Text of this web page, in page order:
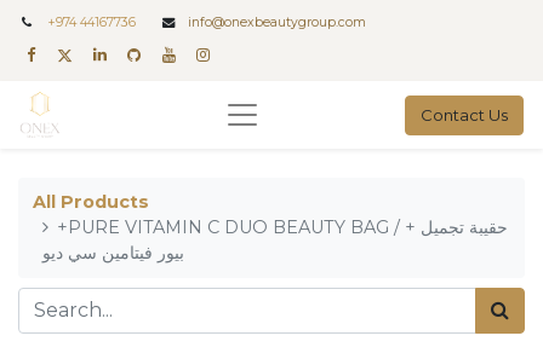
+974 44167736 info@onexbeautygroup.com
Contact Us
All Products
+PURE VITAMIN C DUO BEAUTY BAG / + حقيبة تجميل
بيور فيتامين سي ديو